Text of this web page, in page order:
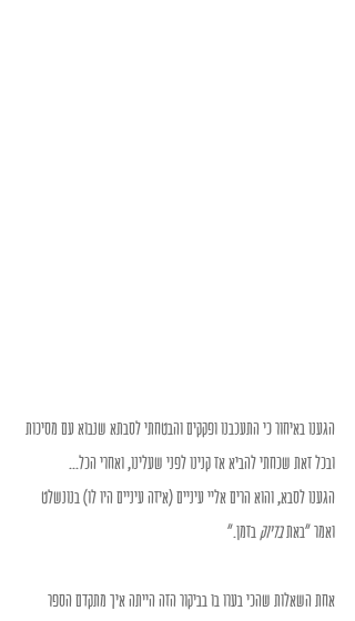
הגענו באיחור כי התעכבנו ופקקים והבטחתי לסבתא שנבוא עם מסיכות
ובכל זאת שכחתי להביא אז קנינו לפני שעלינו, ואחרי הכל...
הגענו לסבא, והוא הרים אליי עיניים (איזה עיניים היו לו) בנונשלט
ואמר "באת בדיוק בזמן."
אחת השאלות שהכי בערו בו בביקור הזה הייתה איך מתקדם הספר